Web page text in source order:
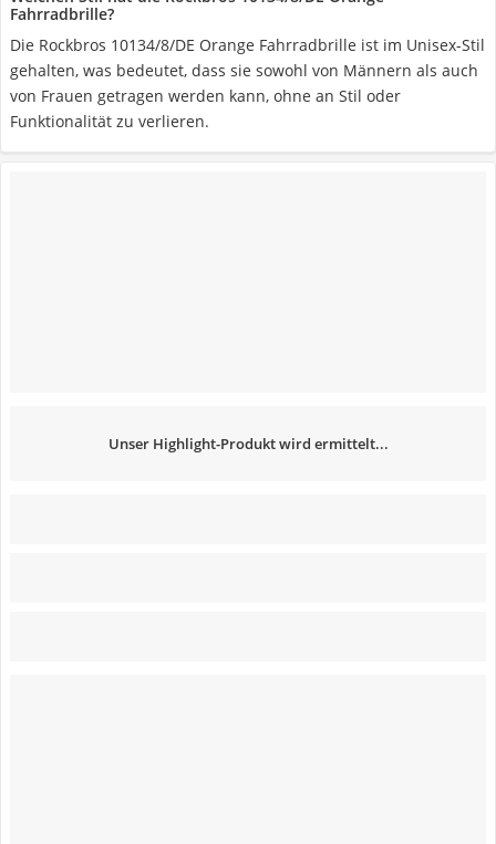
Fahrradbrille?
Die Rockbros 10134/8/DE Orange Fahrradbrille ist im Unisex-Stil
gehalten, was bedeutet, dass sie sowohl von Männern als auch
von Frauen getragen werden kann, ohne an Stil oder
Funktionalität zu verlieren.
Unser Highlight-Produkt wird ermittelt...